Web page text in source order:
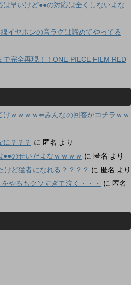
は早いけど●●の対応は全くしないよな
イヤホンの音ラグは諦めてやってる
で完全再現！！ONE PIECE FILM RED
けｗｗｗｗ⇐みんなの回答がコチラｗｗ
に？？？ に 匿名 より
●●のせいだよなｗｗｗｗ に 匿名 より
けど猛者になれる？？？？ に 匿名 より
やるもクソすぎて泣く・・・
に 匿名